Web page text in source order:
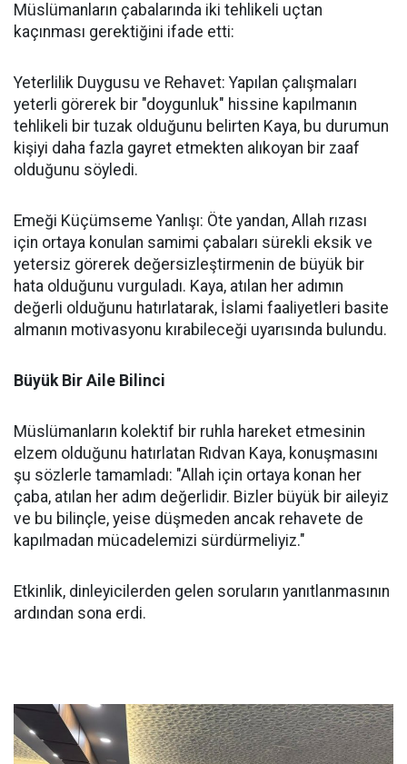
Müslümanların çabalarında iki tehlikeli uçtan
kaçınması gerektiğini ifade etti:
Yeterlilik Duygusu ve Rehavet: Yapılan çalışmaları
yeterli görerek bir "doygunluk" hissine kapılmanın
tehlikeli bir tuzak olduğunu belirten Kaya, bu durumun
kişiyi daha fazla gayret etmekten alıkoyan bir zaaf
olduğunu söyledi.
Emeği Küçümseme Yanlışı: Öte yandan, Allah rızası
için ortaya konulan samimi çabaları sürekli eksik ve
yetersiz görerek değersizleştirmenin de büyük bir
hata olduğunu vurguladı. Kaya, atılan her adımın
değerli olduğunu hatırlatarak, İslami faaliyetleri basite
almanın motivasyonu kırabileceği uyarısında bulundu.
Büyük Bir Aile Bilinci
Müslümanların kolektif bir ruhla hareket etmesinin
elzem olduğunu hatırlatan Rıdvan Kaya, konuşmasını
şu sözlerle tamamladı: "Allah için ortaya konan her
çaba, atılan her adım değerlidir. Bizler büyük bir aileyiz
ve bu bilinçle, yeise düşmeden ancak rehavete de
kapılmadan mücadelemizi sürdürmeliyiz."
Etkinlik, dinleyicilerden gelen soruların yanıtlanmasının
ardından sona erdi.